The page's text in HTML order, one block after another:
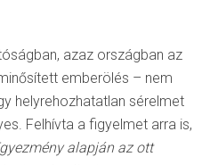
azaz országban az
emberölés – nem
helyrehozhatatlan sérelmet
Felhívta a figyelmet arra is,
alapján az ott